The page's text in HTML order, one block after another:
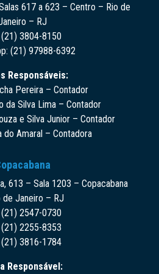
617 a 623 – Centro – Rio de
– RJ
(21) 3804-8150
(21) 97988-6392
Responsáveis:
Pereira – Contador
da Silva Lima – Contador
e Silva Junior – Contador
do Amaral – Contadora
613 – Sala 1203 – Copacabana
de Janeiro – RJ
(21) 2547-0730
(21) 2255-8353
(21) 3816-1784
Responsável: